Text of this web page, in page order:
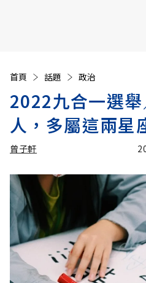
首頁 話題 政治
2022九合一選
人，多屬這兩星
曾子軒